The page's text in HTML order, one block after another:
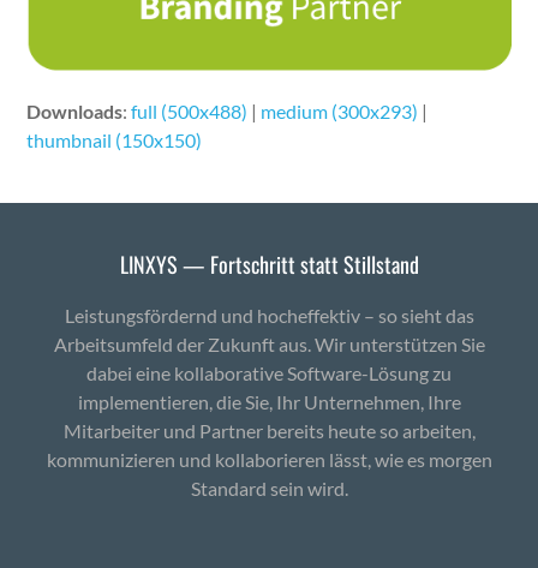
Downloads:full (500x488) | medium (300x293) |
thumbnail (150x150)
LINXYS — Fortschritt statt Stillstand
Leistungsfördernd und hocheffektiv – so sieht das
Arbeitsumfeld der Zukunft aus. Wir unterstützen Sie
dabei eine kollaborative Software-Lösung zu
implementieren, die Sie, Ihr Unternehmen, Ihre
Mitarbeiter und Partner bereits heute so arbeiten,
kommunizieren und kollaborieren lässt, wie es morgen
Standard sein wird.